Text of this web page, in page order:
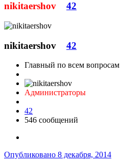
nikitaershov 42
nikitaershov 42
Главный по всем вопросам
Администраторы
42
546 сообщений
Опубликовано 8 декабря, 2014